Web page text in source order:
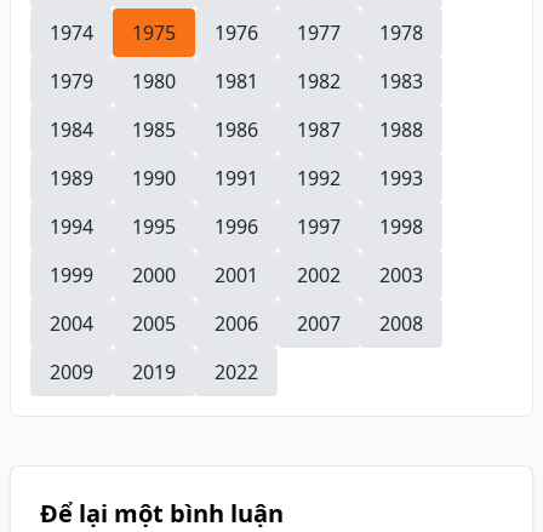
1974
1975 1976 1977
1978
1979
1980 1981 1982
1983
1984
1985 1986 1987
1988
1989
1990 1991 1992
1993
1994
1995 1996 1997
1998
1999
2000 2001 2002
2003
2004
2005 2006 2007
2008
2009
2019 2022
Để lại một bình luận